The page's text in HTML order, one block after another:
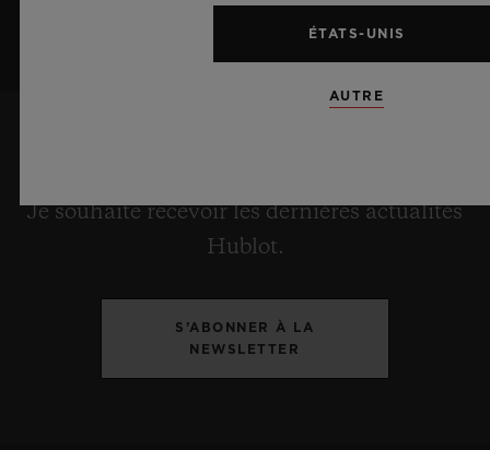
Je souhaite recevoir les dernières actualités
Hublot.
S’ABONNER À LA
NEWSLETTER
ÉTATS-UNIS
AUTRE